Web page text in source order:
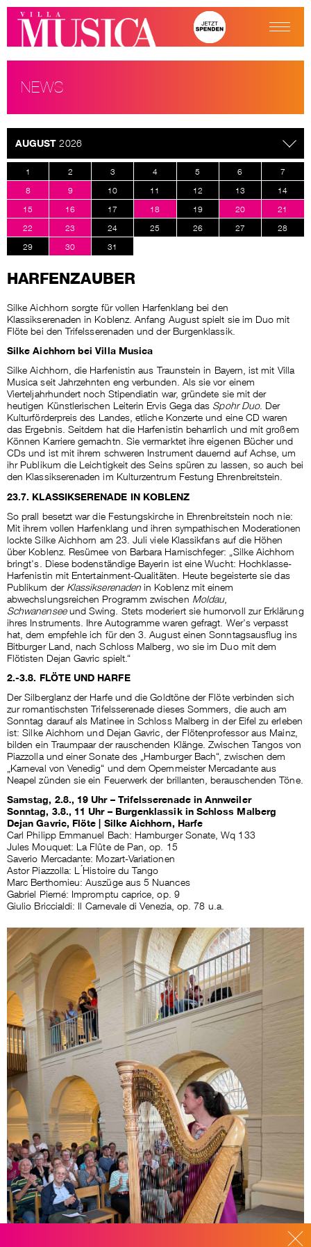
NEWS
AUGUST2026
1 2 3 4 5 6
7
8
9 10 11 12 13
14
15
16 17 18 19 20
21
22
23 24 25 26 27
28
29
30 31
HARFENZAUBER
Silke Aichhorn sorgte für vollen Harfenklang bei den
Klassikserenaden in Koblenz. Anfang August spielt sie im Duo mit
Flöte bei den Trifelsserenaden und der Burgenklassik.
Silke Aichhorn bei Villa Musica
Silke Aichhorn, die Harfenistin aus Traunstein in Bayern, ist mit Villa
Musica seit Jahrzehnten eng verbunden. Als sie vor einem
Vierteljahrhundert noch Stipendiatin war, gründete sie mit der
heutigen Künstlerischen Leiterin Ervis Gega dasSpohr Duo. Der
Kulturförderpreis des Landes, etliche Konzerte und eine CD waren
das Ergebnis. Seitdem hat die Harfenistin beharrlich und mit großem
Können Karriere gemachtn. Sie vermarktet ihre eigenen Bücher und
CDs und ist mit ihrem schweren Instrument dauernd auf Achse, um
ihr Publikum die Leichtigkeit des Seins spüren zu lassen, so auch bei
den Klassikserenaden im Kulturzentrum Festung Ehrenbreitstein.
23.7. KLASSIKSERENADE IN KOBLENZ
So prall besetzt war die Festungskirche in Ehrenbreitstein noch nie:
Mit ihrem vollen Harfenklang und ihren sympathischen Moderationen
lockte Silke Aichhorn am 23. Juli viele Klassikfans auf die Höhen
über Koblenz. Resümee von Barbara Harnischfeger: „Silke Aichhorn
bringt's. Diese bodenständige Bayerin ist eine Wucht: Hochklasse-
Harfenistin mit Entertainment-Qualitäten. Heute begeisterte sie das
Publikum derKlassikserenadenin Koblenz mit einem
abwechslungsreichen Programm zwischen Moldau,
Schwanenseeund Swing. Stets moderiert sie humorvoll zur Erklärung
ihres Instruments. Ihre Autogramme waren gefragt. Wer's verpasst
hat, dem empfehle ich für den 3. August einen Sonntagsausflug ins
Bitburger Land, nach Schloss Malberg, wo sie im Duo mit dem
Flötisten Dejan Gavric spielt.“
2.-3.8. FLÖTE UND HARFE
Der Silberglanz der Harfe und die Goldtöne der Flöte verbinden sich
zur romantischsten Trifelsserenade dieses Sommers, die auch am
Sonntag darauf als Matinee in Schloss Malberg in der Eifel zu erleben
ist: Silke Aichhorn und Dejan Gavric, der Flötenprofessor aus Mainz,
bilden ein Traumpaar der rauschenden Klänge. Zwischen Tangos von
Piazzolla und einer Sonate des „Hamburger Bach“, zwischen dem
„Karneval von Venedig“ und dem Opernmeister Mercadante aus
Neapel zünden sie ein Feuerwerk der brillanten, berauschenden Töne.
Samstag, 2.8., 19 Uhr – Trifelsserenade in Annweiler
Sonntag, 3.8., 11 Uhr – Burgenklassik in Schloss Malberg
Dejan Gavric, Flöte | Silke Aichhorn, Harfe
Carl Philipp Emmanuel Bach: Hamburger Sonate, Wq 133
Jules Mouquet: La Flûte de Pan, op. 15
Saverio Mercadante: Mozart-Variationen
Astor Piazzolla: L ́Histoire du Tango
Marc Berthomieu: Auszüge aus 5 Nuances
Gabriel Pierné: Impromptu caprice, op. 9
Giulio Briccialdi: Il Carnevale di Venezia, op. 78 u.a.